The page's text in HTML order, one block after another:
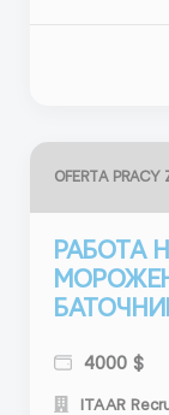
OFERTA
РАБОТА
4000 $
ITAAR